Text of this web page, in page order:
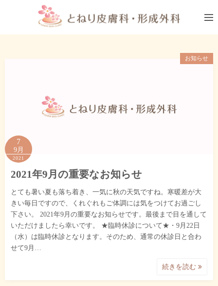
お知らせ
7
9月
2021
2021年9月の重要なお知らせ
とても暑い夏も落ち着き、一気に秋の天気ですね。寒暖差が大
きい毎日ですので、くれぐれもご体調には気をつけてお過ごし
下さい。 2021年9月の重要なお知らせです。最後まで目を通して
いただけましたら幸いです。 ★臨時休診について★・9月22日
（水）は臨時休診となります。そのため、通常の休診日と合わ
せて9月…
続きを読む